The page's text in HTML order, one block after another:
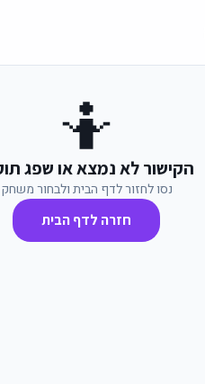
🤷
הקישור לא נמצא או שפג
נסו לחזור לדף הבית ולבחור משחק
חזרה לדף הבית